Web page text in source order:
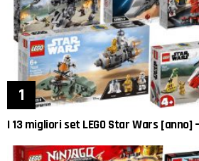
I 13 migliori set LEGO Star Wars [anno]